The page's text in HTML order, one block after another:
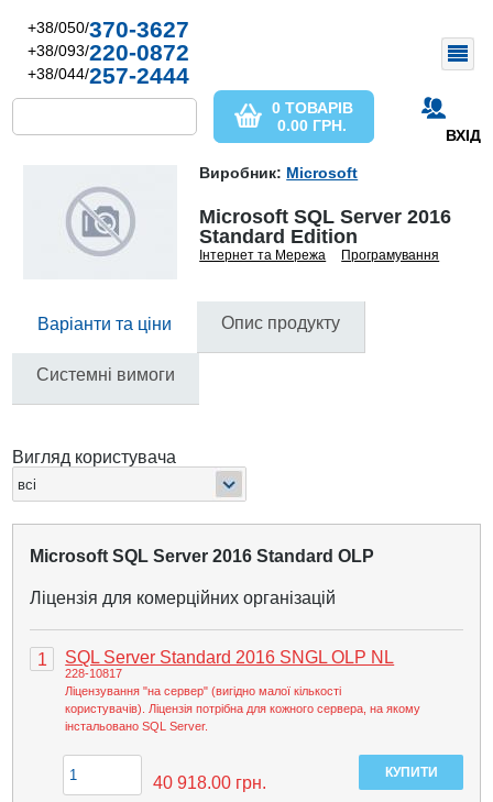
+38/050/370-3627
+38/093/220-0872
+38/044/257-2444
ВХІД
0 ТОВАРІВ
0.00 ГРН.
Виробник: Microsoft
Microsoft SQL Server 2016
Standard Edition
Інтернет та Мережа Програмування
Варіанти та ціни Опис продукту
Системні вимоги
Вигляд користувача
Microsoft SQL Server 2016 Standard OLP
Ліцензія для комерційних організацій
1 SQL Server Standard 2016 SNGL OLP NL
228-10817
Ліцензування "на сервер" (вигідно малої кількості
користувачів). Ліцензія потрібна для кожного сервера, на якому
інстальовано SQL Server.
40 918.00 грн.